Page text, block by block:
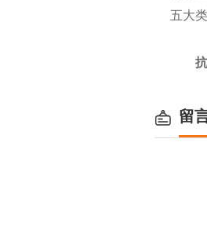
五大
留